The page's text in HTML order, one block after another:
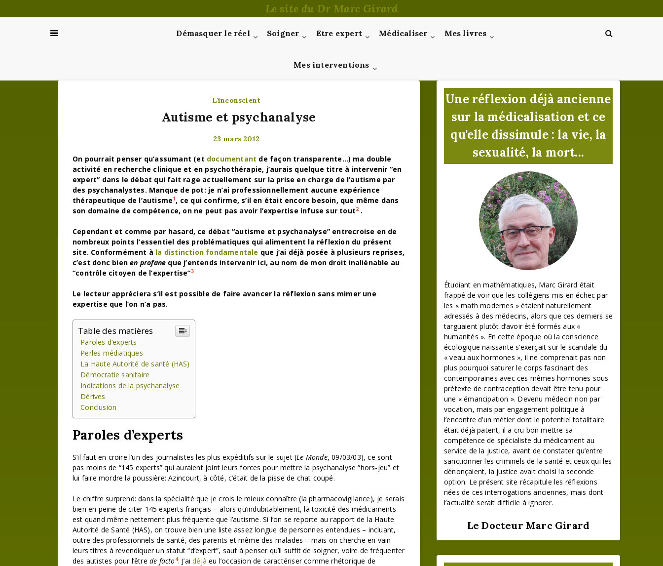
au
Le site du Dr Marc Girard
Démasquer le réel Soigner Etre expert Médicaliser Mes livres
Mes interventions
L'inconscient
Autisme et psychanalyse
23 mars 2012
On pourrait penser qu’assumant (et documentant de façon transparente…) ma double
activité en recherche clinique et en psychothérapie, j’aurais quelque titre à intervenir “en
expert” dans le débat qui fait rage actuellement sur la prise en charge de l’autisme par
des psychanalystes. Manque de pot: je n’ai professionnellement aucune expérience
thérapeutique de l’autisme1, ce qui confirme, s’il en était encore besoin, que même dans
son domaine de compétence, on ne peut pas avoir l’expertise infuse sur tout2 .
Cependant et comme par hasard, ce débat “autisme et psychanalyse” entrecroise en de
nombreux points l’essentiel des problématiques qui alimentent la réflexion du présent
site. Conformément à la distinction fondamentale que j’ai déjà posée à plusieurs reprises,
c’est donc bienen profane que j’entends intervenir ici, au nom de mon droit inaliénable au
“contrôle citoyen de l’expertise”3
Le lecteur appréciera s’il est possible de faire avancer la réflexion sans mimer une
expertise que l’on n’a pas.
Table des matières
Paroles d’experts
Perles médiatiques
La Haute Autorité de santé (HAS)
Démocratie sanitaire
Indications de la psychanalyse
Dérives
Conclusion
Paroles d’experts
S’il faut en croire l’un des journalistes les plus expéditifs sur le sujet (Le Monde, 09/03/03), ce sont
pas moins de “145 experts” qui auraient joint leurs forces pour mettre la psychanalyse “hors-jeu” et
lui faire mordre la poussière: Azincourt, à côté, c’était de la pisse de chat coupé.
Le chiffre surprend: dans la spécialité que je crois le mieux connaître (la pharmacovigilance), je serais
bien en peine de citer 145 experts français – alors qu’indubitablement, la toxicité des médicaments
est quand même nettement plus fréquente que l’autisme. Si l’on se reporte au rapport de la Haute
Autorité de Santé (HAS), on trouve bien une liste assez longue de personnes entendues – incluant,
outre des professionnels de santé, des parents et même des malades – mais on cherche en vain
leurs titres à revendiquer un statut “d’expert”, sauf à penser qu’il suffit de soigner, voire de fréquenter
des autistes pour l’être de facto4. J’aidéjà eu l’occasion de caractériser comme rhétorique de
Une réflexion déjà ancienne
sur la médicalisation et ce
qu'elle dissimule : la vie, la
sexualité, la mort...
Étudiant en mathématiques, Marc Girard était
frappé de voir que les collégiens mis en échec par
les « math modernes » étaient naturellement
adressés à des médecins, alors que ces derniers se
targuaient plutôt d’avoir été formés aux «
humanités ». En cette époque où la conscience
écologique naissante s’exerçait sur le scandale du
« veau aux hormones », il ne comprenait pas non
plus pourquoi saturer le corps fascinant des
contemporaines avec ces mêmes hormones sous
prétexte de contraception devait être tenu pour
une « émancipation ». Devenu médecin non par
vocation, mais par engagement politique à
l’encontre d’un métier dont le potentiel totalitaire
était déjà patent, il a cru bon mettre sa
compétence de spécialiste du médicament au
service de la justice, avant de constater qu’entre
sanctionner les criminels de la santé et ceux qui les
dénonçaient, la justice avait choisi la seconde
option. Le présent site récapitule les réflexions
nées de ces interrogations anciennes, mais dont
l’actualité serait difficile à ignorer.
Le Docteur Marc Girard